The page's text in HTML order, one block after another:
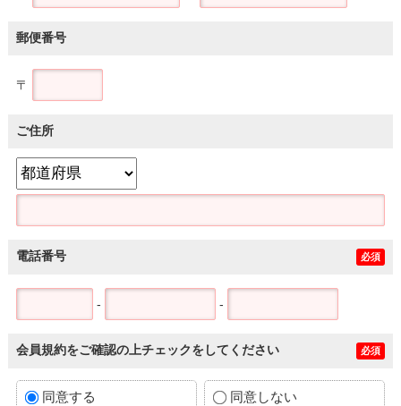
郵便番号
〒
ご住所
電話番号 必須
- -
会員規約をご確認の上チェックをしてください 必須
同意する 同意しない